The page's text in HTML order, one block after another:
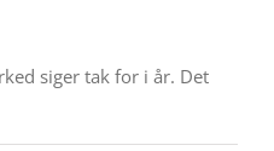
siger tak for i år. Det